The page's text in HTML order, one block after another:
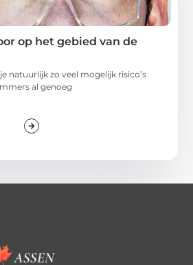
op het gebied van de
natuurlijk zo veel mogelijk risico’s
al genoeg